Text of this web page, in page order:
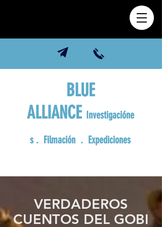
BLUE
ALLIANCE Investigacióne
s . Filmación . Expediciones
VERDADEROS
CUENTOS DEL GOBI